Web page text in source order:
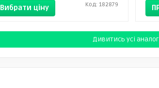
Вибрати ціну Код: 182879
Дивитись усі